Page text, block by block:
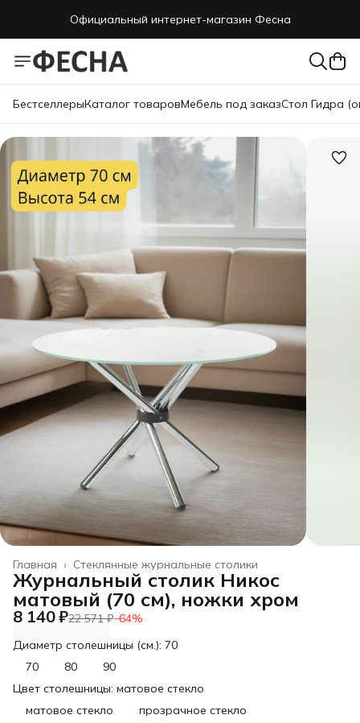
Официальный интернет-магазин Фесна
БестселлерыКаталог товаровМебель под заказСтол Гидра
Стеклянные журнальные столики
Главная ›
Журнальный столик Никос
матовый (70 см), ножки хром
8 140 ₽22 571 ₽−64%
Диаметр столешницы (см.): 70
70
80
90
Цвет столешницы: матовое стекло
матовое стекло
прозрачное стекло